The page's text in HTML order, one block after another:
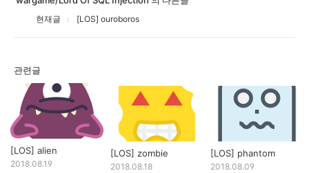
현재글 [LOS] ouroboros
관련글
[LOS] alien
2018.08.19
[LOS] zombie
2018.08.18
[LOS] phantom
2018.08.09